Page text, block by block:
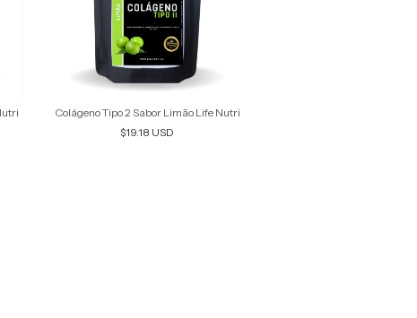
Colágeno Tipo 2 Sabor Limão Life Nutri
$19.18 USD